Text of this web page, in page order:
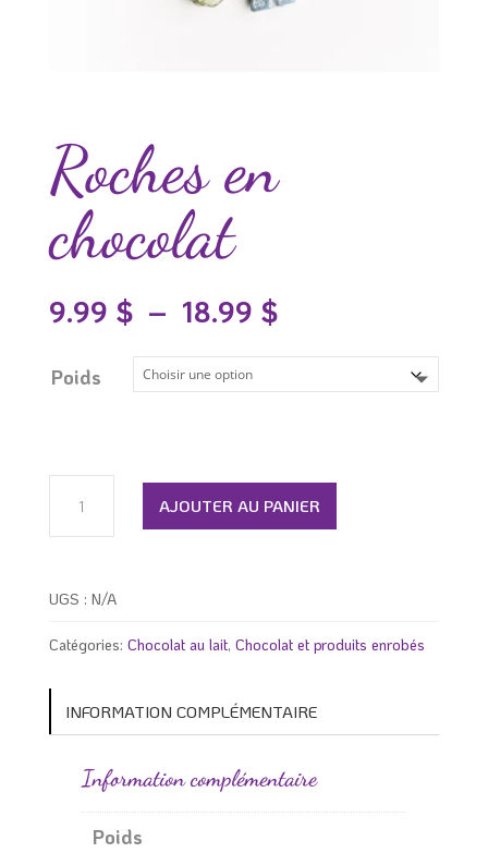
Roches en
chocolat
9.99 $ – 18.99 $Plage
prix :
à
Poids
quantité
Roches
AJOUTER AU PANIER
UGS : N/A
Catégories: Chocolat au lait, Chocolat et produits enrobés
INFORMATION COMPLÉMENTAIRE
Information complémentaire
Poids